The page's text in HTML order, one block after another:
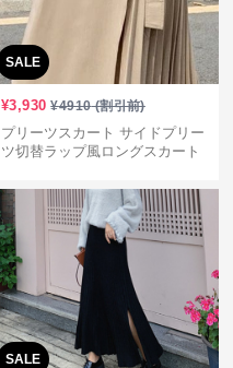
SALE
¥3,930 ¥4910(割引前)
プリーツスカート サイドプリー
ツ切替ラップ風ロングスカート
SALE